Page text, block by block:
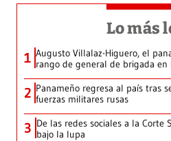
Lo más
1 Augusto Villalaz-Higuero, el
rango de general de brigada en
2 Panameño regresa al país tras
fuerzas militares rusas
3 De las redes sociales a la Corte
bajo la lupa